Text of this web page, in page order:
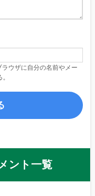
ウザに自分の名前やメー
ント一覧